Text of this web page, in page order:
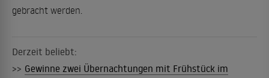
gebracht werden.
Derzeit beliebt:
>> Gewinne zwei Übernachtungen mit Frühstück im